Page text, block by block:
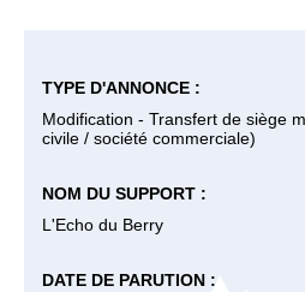
TYPE D'ANNONCE :
Modification - Transfert de siège
civile / société commerciale)
NOM DU SUPPORT :
L'Echo du Berry
DATE DE PARUTION :